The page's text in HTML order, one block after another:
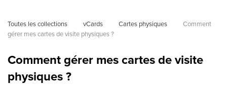
Toutes les collections vCards Cartes physiques
Comment
gérer mes cartes de visite physiques ?
Comment gérer mes cartes de visite
physiques ?